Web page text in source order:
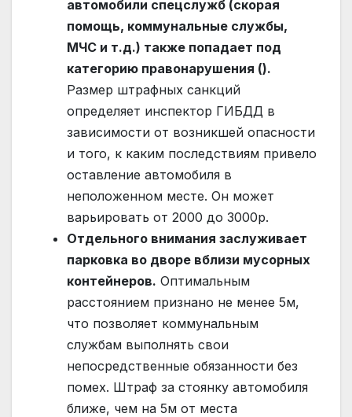
автомобили спецслужб (скорая
помощь, коммунальные службы,
МЧС и т.д.) также попадает под
категорию правонарушения ().
Размер штрафных санкций
определяет инспектор ГИБДД в
зависимости от возникшей опасности
и того, к каким последствиям привело
оставление автомобиля в
неположенном месте. Он может
варьировать от 2000 до 3000р.
Отдельного внимания заслуживает
парковка во дворе вблизи мусорных
контейнеров. Оптимальным
расстоянием признано не менее 5м,
что позволяет коммунальным
службам выполнять свои
непосредственные обязанности без
помех. Штраф за стоянку автомобиля
ближе, чем на 5м от места